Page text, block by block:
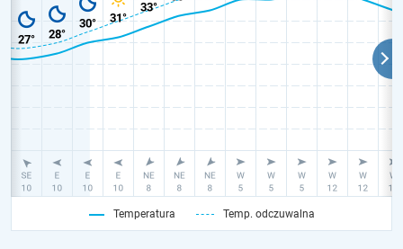
Temperatura Temp. odczuwalna